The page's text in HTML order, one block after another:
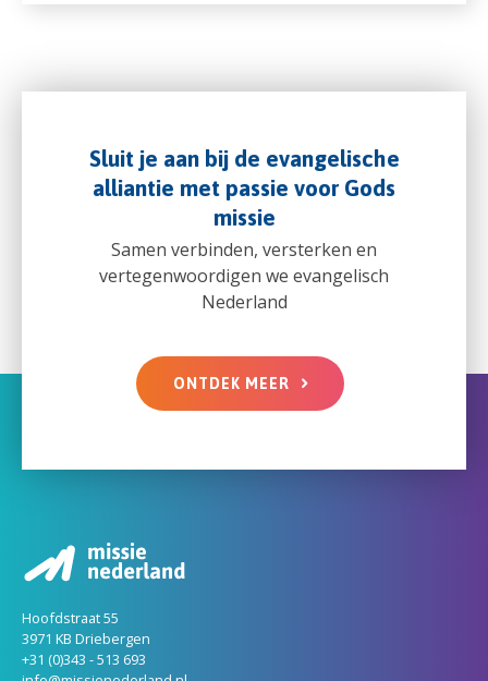
Sluit je aan bij de evangelische
alliantie met passie voor Gods
missie
Samen verbinden, versterken en
vertegenwoordigen we evangelisch
Nederland
ONTDEK MEER
Hoofdstraat 55
3971 KB Driebergen
+31 (0)343 - 513 693